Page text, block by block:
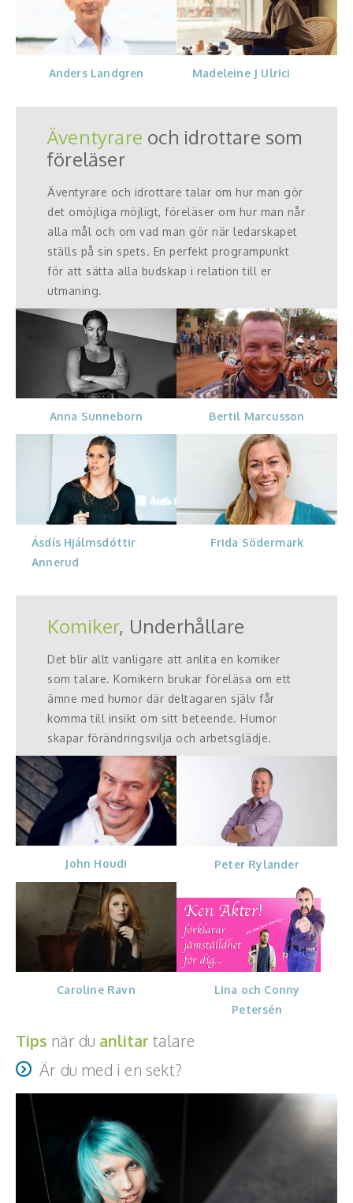
Anders Landgren Madeleine J Ulrici
Äventyrare och idrottare som
föreläser
Äventyrare och idrottare talar om hur man gör
det omöjliga möjligt, föreläser om hur man når
alla mål och om vad man gör när ledarskapet
ställs på sin spets. En perfekt programpunkt
för att sätta alla budskap i relation till er
utmaning.
Anna Sunneborn Bertil Marcusson
Ásdís Hjálmsdóttir
Annerud
Frida Södermark
Komiker, Underhållare
Det blir allt vanligare att anlita en komiker
som talare. Komikern brukar föreläsa om ett
ämne med humor där deltagaren själv får
komma till insikt om sitt beteende. Humor
skapar förändringsvilja och arbetsglädje.
John Houdi Peter Rylander
Caroline Ravn
Lina och Conny
Petersén
Tips när du anlitar talare
Är du med i en sekt?